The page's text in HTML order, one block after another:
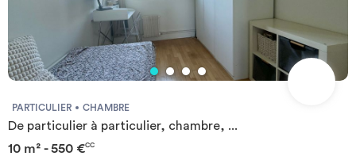
PARTICULIER CHAMBRE
De particulier à particulier, chambre, ...
10 m² - 550 €CC